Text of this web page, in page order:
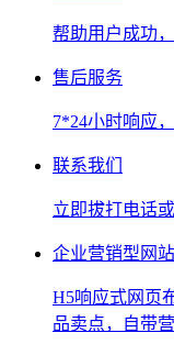
帮助用户成功
售后服务
7*24小时响应
联系我们
立即拔打电话
企业营销型网
H5响应式网页
品卖点，自带